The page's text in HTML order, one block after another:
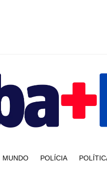
MUNDO POLÍCIA